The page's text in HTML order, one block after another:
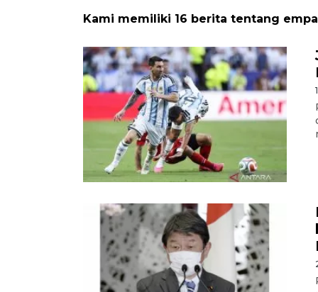
Kami memiliki 16 berita tentang